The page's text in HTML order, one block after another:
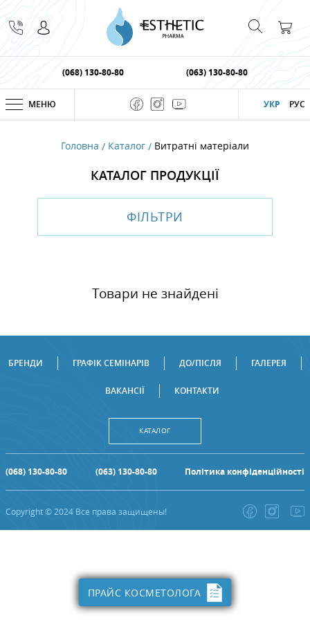
(068) 130-80-80 (063) 130-80-80
УКР РУС
МЕНЮ
Головна Каталог Витратні матеріали
КАТАЛОГ ПРОДУКЦІЇ
ФІЛЬТРИ
Товари не знайдені
ПРАЙС КОСМЕТОЛОГА
БРЕНДИ ГРАФІК СЕМІНАРІВ ДО/ПІСЛЯ ГАЛЕРЕЯ
ВАКАНСІЇ КОНТАКТИ
КАТАЛОГ
(068) 130-80-80 (063) 130-80-80 Політика конфіденційності
Copyright © 2024 Все права защищены!